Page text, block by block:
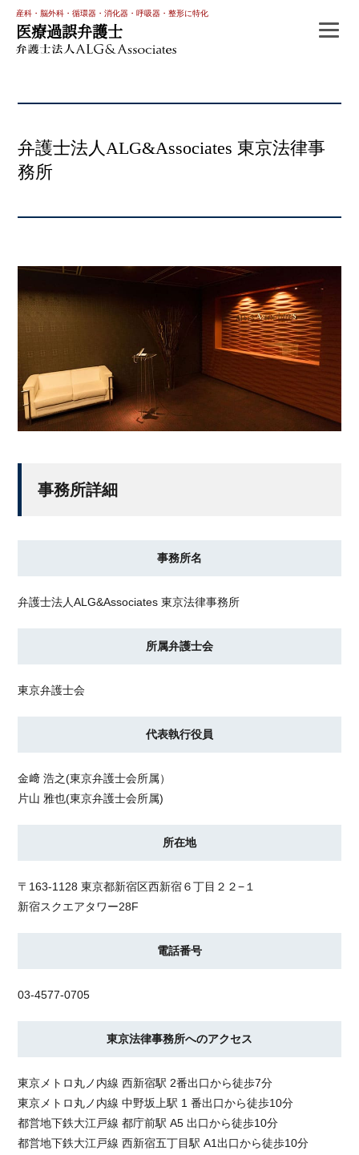
産科・脳外科・循環器・消化器・呼吸器・整形に特化
医療過誤弁護士
弁護士法人ALG&Associates 東京法律事
務所
事務所詳細
事務所名
弁護士法人ALG&Associates 東京法律事務所
所属弁護士会
東京弁護士会
代表執行役員
金﨑 浩之(東京弁護士会所属）
片山 雅也(東京弁護士会所属)
所在地
〒163-1128東京都新宿区西新宿６丁目２２−１
新宿スクエアタワー28F
電話番号
03-4577-0705
東京法律事務所へのアクセス
東京メトロ丸ノ内線 西新宿駅 2番出口から徒歩7分
東京メトロ丸ノ内線 中野坂上駅 1 番出口から徒歩10分
都営地下鉄大江戸線 都庁前駅 A5 出口から徒歩10分
都営地下鉄大江戸線 西新宿五丁目駅 A1出口から徒歩10分